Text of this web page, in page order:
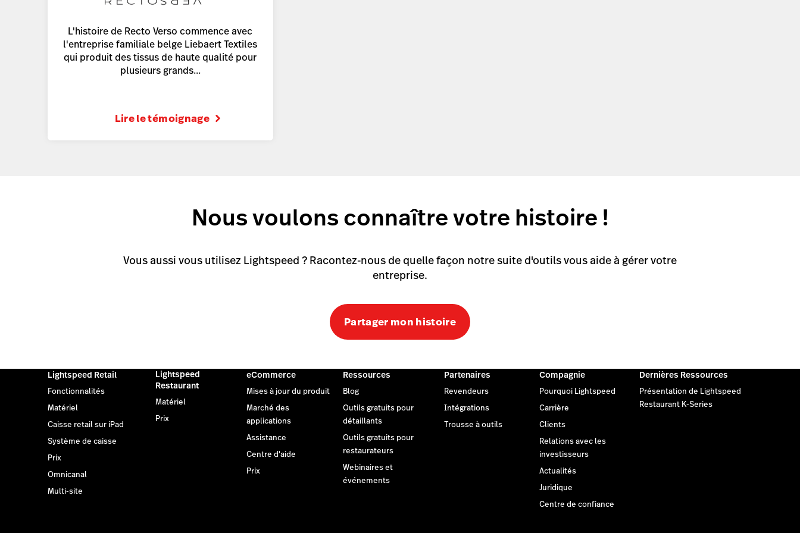
L'histoire de Recto Verso commence avec
l'entreprise familiale belge Liebaert Textiles
qui produit des tissus de haute qualité pour
plusieurs grands...
Lire le témoignage
Nous voulons connaître votre histoire !
Vous aussi vous utilisez Lightspeed ? Racontez-nous de quelle façon notre suite d'outils vous aide à gérer votre
entreprise.
Partager mon histoire
Lightspeed Retail
Fonctionnalités
Matériel
Caisse retail sur iPad
Système de caisse
Prix
Omnicanal
Multi-site
Lightspeed
Restaurant
Matériel
Prix
eCommerce
Mises à jour du produit
Marché des
applications
Assistance
Centre d'aide
Prix
Ressources
Blog
Outils gratuits pour
détaillants
Outils gratuits pour
restaurateurs
Webinaires et
événements
Partenaires
Revendeurs
Intégrations
Trousse à outils
Compagnie
Pourquoi Lightspeed
Carrière
Clients
Relations avec les
investisseurs
Actualités
Juridique
Centre de confiance
Dernières Ressources
Présentation de Lightspeed
Restaurant K-Series